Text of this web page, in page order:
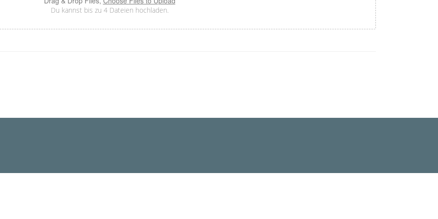
Du kannst bis zu 4 Dateien hochladen.
NRW